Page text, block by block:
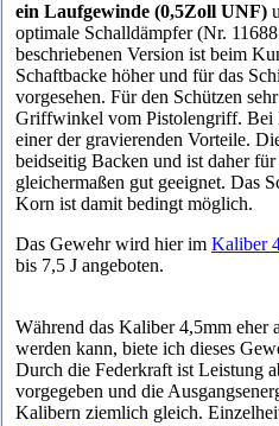
ein Laufgewinde (0,5Zoll UNF)
optimale Schalldämpfer (Nr.
beschriebenen Version ist beim
Schaftbacke höher und für das
vorgesehen. Für den Schützen
Griffwinkel vom Pistolengriff. Bei
einer der gravierenden Vorteile.
beidseitig Backen und ist daher
gleichermaßen gut geeignet. Das
Korn ist damit bedingt möglich.
Das Gewehr wird hier im Kaliber
bis 7,5 J angeboten.
Während das Kaliber 4,5mm eher
werden kann, biete ich dieses
Durch die Federkraft ist Leistung
vorgegeben und die
Kalibern ziemlich gleich.